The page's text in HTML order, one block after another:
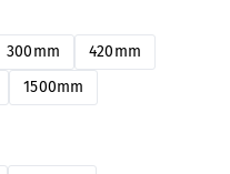
300mm
420mm
1500mm